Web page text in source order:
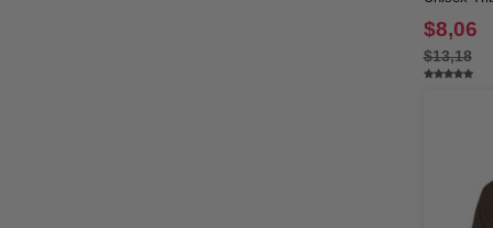
$8,06
$13,18